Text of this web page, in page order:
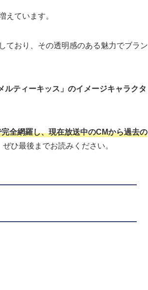
えています。
ており、その透明感のある魅力でブラン
ティーキッス」のイメージキャラクタ
全網羅し、現在放送中のCMから過去の
ひ最後までお読みください。